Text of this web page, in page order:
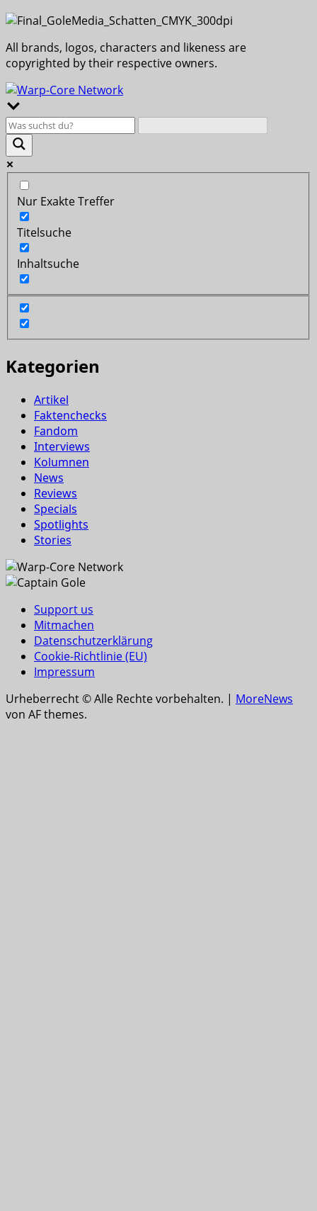
All brands, logos, characters and likeness are
copyrighted by their respective owners.
Nur Exakte Treffer
Titelsuche
Inhaltsuche
Kategorien
Artikel
Faktenchecks
Fandom
Interviews
Kolumnen
News
Reviews
Specials
Spotlights
Stories
Support us
Mitmachen
Datenschutzerklärung
Cookie-Richtlinie (EU)
Impressum
Urheberrecht © Alle Rechte vorbehalten. | MoreNews
von AF themes.